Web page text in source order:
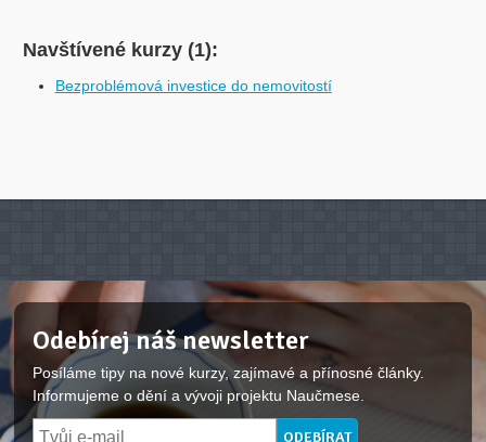
Navštívené kurzy (1):
Bezproblémová investice do nemovitostí
Odebírej náš newsletter
Posíláme tipy na nové kurzy, zajímavé a přínosné články.
Informujeme o dění a vývoji projektu Naučmese.